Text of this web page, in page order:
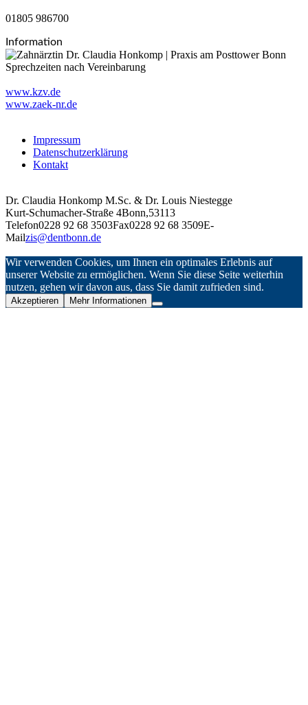
01805 986700
Information
Sprechzeiten nach Vereinbarung
www.kzv.de
www.zaek-nr.de
Impressum
Datenschutzerklärung
Kontakt
Dr. Claudia Honkomp M.Sc. & Dr. Louis Niestegge
Kurt-Schumacher-Straße 4Bonn,53113
Telefon0228 92 68 3503Fax0228 92 68 3509E-
Mailzis@dentbonn.de
Wir verwenden Cookies, um Ihnen ein optimales Erlebnis auf
unserer Website zu ermöglichen. Wenn Sie diese Seite weiterhin
nutzen, gehen wir davon aus, dass Sie damit zufrieden sind.
Akzeptieren Mehr Informationen